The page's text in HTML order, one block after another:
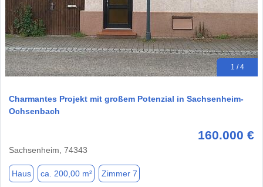
1 / 4
Charmantes Projekt mit großem Potenzial in Sachsenheim-
Ochsenbach
160.000 €
Sachsenheim, 74343
Haus ca. 200,00 m² Zimmer 7